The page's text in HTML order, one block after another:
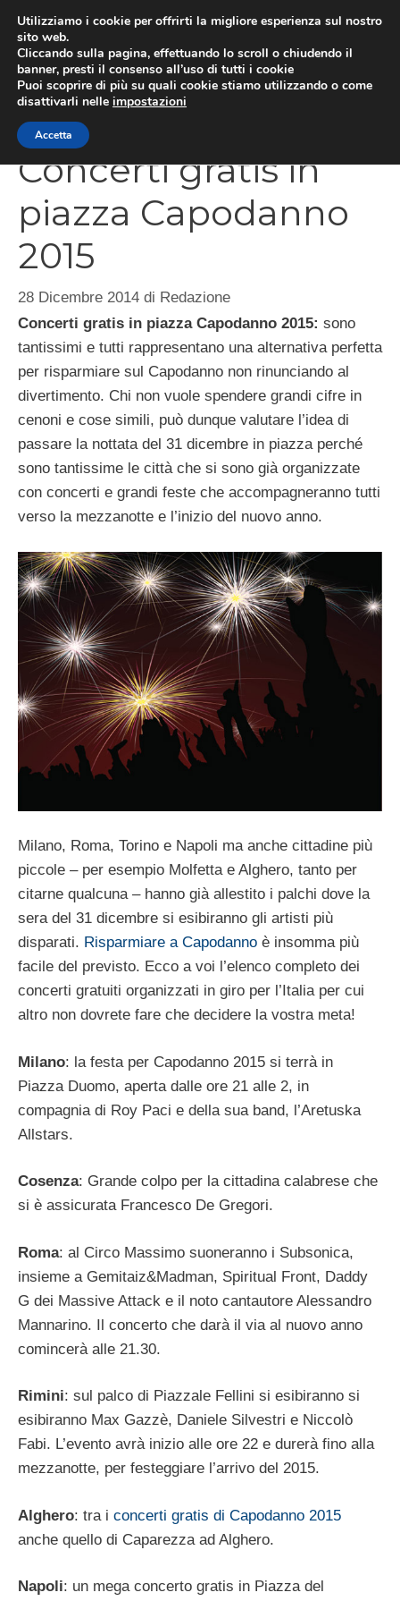
contenuto
Concerti gratis in
piazza Capodanno
2015
28 Dicembre 2014 di Redazione
Concerti gratis in piazza Capodanno 2015: sono
tantissimi e tutti rappresentano una alternativa perfetta
per risparmiare sul Capodanno non rinunciando al
divertimento. Chi non vuole spendere grandi cifre in
cenoni e cose simili, può dunque valutare l’idea di
passare la nottata del 31 dicembre in piazza perché
sono tantissime le città che si sono già organizzate
con concerti e grandi feste che accompagneranno tutti
verso la mezzanotte e l’inizio del nuovo anno.
Milano, Roma, Torino e Napoli ma anche cittadine più
piccole – per esempio Molfetta e Alghero, tanto per
citarne qualcuna – hanno già allestito i palchi dove la
sera del 31 dicembre si esibiranno gli artisti più
disparati. Risparmiare a Capodanno è insomma più
facile del previsto. Ecco a voi l’elenco completo dei
concerti gratuiti organizzati in giro per l’Italia per cui
altro non dovrete fare che decidere la vostra meta!
Milano: la festa per Capodanno 2015 si terrà in
Piazza Duomo, aperta dalle ore 21 alle 2, in
compagnia di Roy Paci e della sua band, l’Aretuska
Allstars.
Cosenza: Grande colpo per la cittadina calabrese che
si è assicurata Francesco De Gregori.
Roma: al Circo Massimo suoneranno i Subsonica,
insieme a Gemitaiz&Madman, Spiritual Front, Daddy
G dei Massive Attack e il noto cantautore Alessandro
Mannarino. Il concerto che darà il via al nuovo anno
comincerà alle 21.30.
Rimini: sul palco di Piazzale Fellini si esibiranno si
esibiranno Max Gazzè, Daniele Silvestri e Niccolò
Fabi. L’evento avrà inizio alle ore 22 e durerà fino alla
mezzanotte, per festeggiare l’arrivo del 2015.
Alghero: tra i concerti gratis di Capodanno 2015
anche quello di Caparezza ad Alghero.
Napoli: un mega concerto gratis in Piazza del
Utilizziamo i cookie per offrirti la migliore esperienza sul nostro
sito web.
Cliccando sulla pagina, effettuando lo scroll o chiudendo il
banner, presti il consenso all’uso di tutti i cookie
Puoi scoprire di più su quali cookie stiamo utilizzando o come
disattivarli nelle impostazioni
Accetta